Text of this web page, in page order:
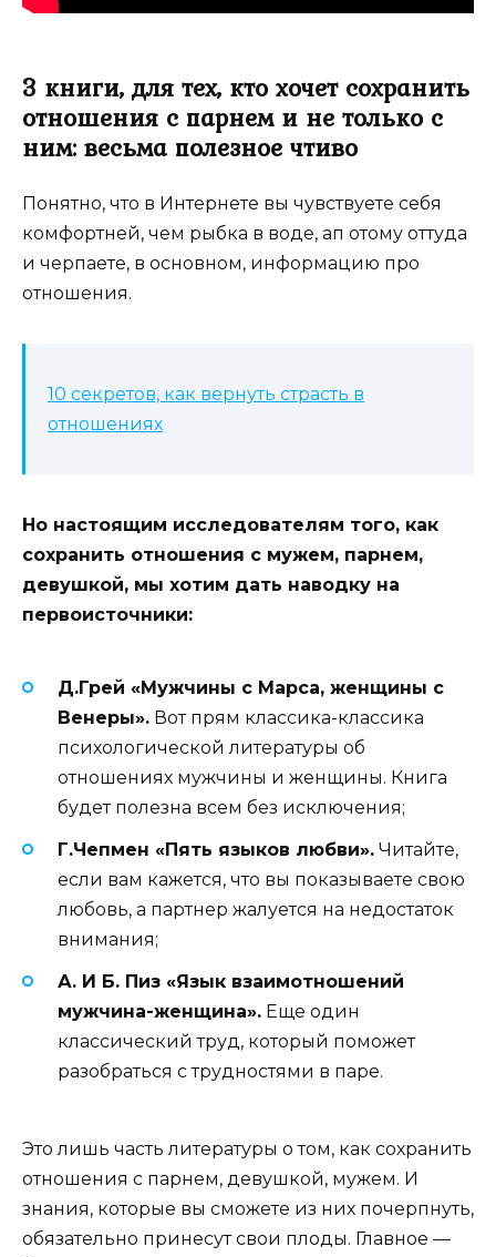
3 книги, для тех, кто хочет сохранить
отношения с парнем и не только с
ним: весьма полезное чтиво
Понятно, что в Интернете вы чувствуете себя
комфортней, чем рыбка в воде, ап отому оттуда
и черпаете, в основном, информацию про
отношения.
10 секретов, как вернуть страсть в
отношениях
Но настоящим исследователям того, как
сохранить отношения с мужем, парнем,
девушкой, мы хотим дать наводку на
первоисточники:
Д.Грей «Мужчины с Марса, женщины с
Венеры». Вот прям классика-классика
психологической литературы об
отношениях мужчины и женщины. Книга
будет полезна всем без исключения;
Г.Чепмен «Пять языков любви». Читайте,
если вам кажется, что вы показываете свою
любовь, а партнер жалуется на недостаток
внимания;
А. И Б. Пиз «Язык взаимотношений
мужчина-женщина». Еще один
классический труд, который поможет
разобраться с трудностями в паре.
Это лишь часть литературы о том, как сохранить
отношения с парнем, девушкой, мужем. И
знания, которые вы сможете из них почерпнуть,
обязательно принесут свои плоды. Главное —